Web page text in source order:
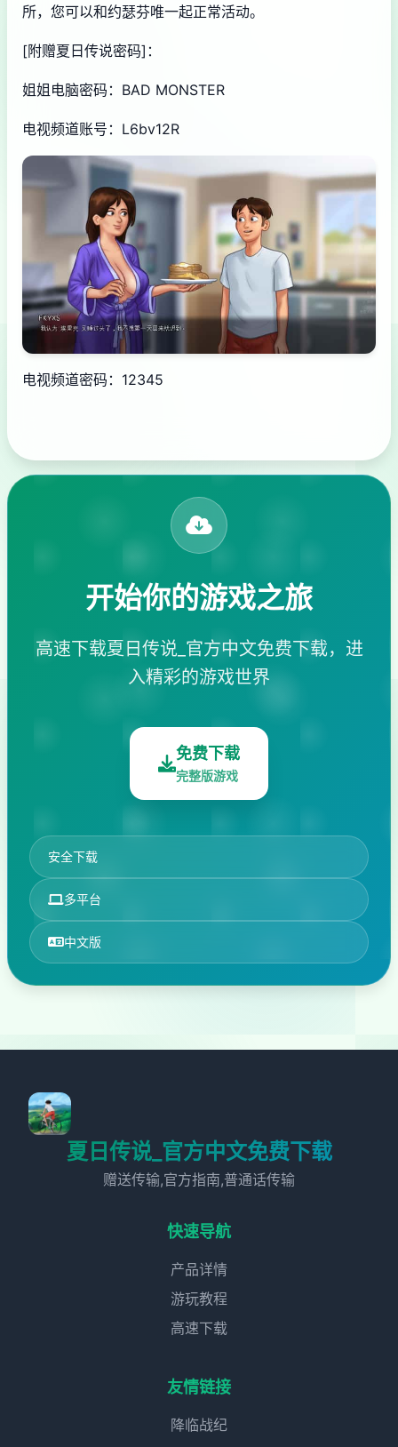
所，您可以和约瑟芬唯一起正常活动。
[附赠夏日传说密码]：
姐姐电脑密码：BAD MONSTER
电视频道账号：L6bv12R
电视频道密码：12345
开始你的游戏之旅
高速下载夏日传说_官方中文免费下载，进
入精彩的游戏世界
免费下载
完整版游戏
安全下载
多平台
中文版
夏日传说_官方中文免费下载
赠送传输,官方指南,普通话传输
快速导航
产品详情
游玩教程
高速下载
友情链接
降临战纪